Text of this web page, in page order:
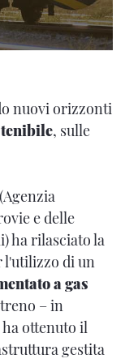
nuovi orizzonti
, sulle
e delle
ha rilasciato la
l'utilizzo di un
a gas
– in
ottenuto il
gestita